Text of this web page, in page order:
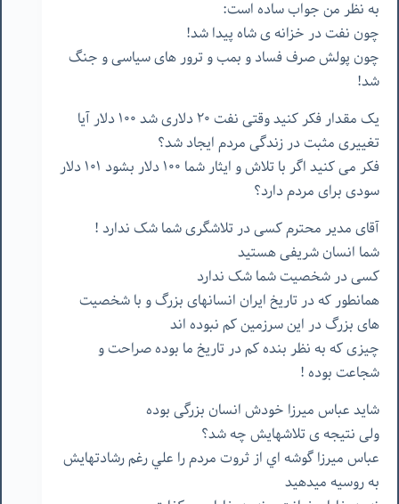
به نظر من جواب ساده است:
چون نفت در خزانه ی شاه پیدا شد!
چون پولش صرف فساد و بمب و ترور های سیاسی و جنگ
شد!
یک مقدار فکر کنید وقتی نفت ۲۰ دلاری شد ۱۰۰ دلار آیا
تغییری مثبت در زندگی مردم ایجاد شد؟
فکر می کنید اگر با تلاش و ایثار شما ۱۰۰ دلار بشود ۱۰۱ دلار
سودی برای مردم دارد؟
آقای مدیر محترم کسی در تلاشگری شما شک ندارد !
شما انسان شریفی هستید
کسی در شخصیت شما شک ندارد
همانطور که در تاریخ ایران انسانهای بزرگ و با شخصیت
های بزرگ در این سرزمین کم نبوده اند
چیزی که به نظر بنده کم در تاریخ ما بوده صراحت و
شجاعت بوده !
شاید عباس میرزا خودش انسان بزرگی بوده
ولی نتیجه ی تلاشهایش چه شد؟
عباس ميرزا گوشه اي از ثروت مردم را علي رغم رشادتهايش
به روسيه ميدهيد